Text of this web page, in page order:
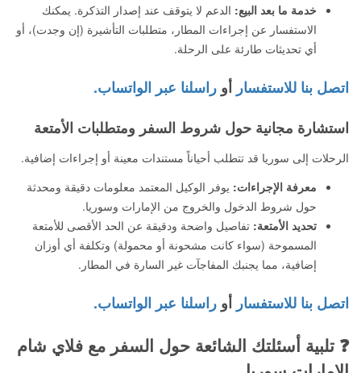
خدمة ما بعد البيع: الدعم لا يتوقف عند إصدار التذكرة. يمكنك
الاستفسار عن إجراءات المطار، متطلبات التأشيرة (إن وجدت)، أو
أي تحديثات طارئة على الرحلة.
اتصل بنا للاستفسار أو راسلنا عبر الواتساب.
استشارة مجانية حول شروط السفر ومتطلبات الأمتعة
الرحلات إلى سوريا قد تتطلب أحياناً مستندات معينة أو إجراءات إضافية.
معرفة الإجراءات: يوفر الوكيل المعتمد معلومات دقيقة ومحدثة
حول شروط الدخول والخروج من الإمارات وسوريا.
تحديد الأمتعة: تفاصيل واضحة ودقيقة عن الحد الأقصى للأمتعة
المسموحة (سواء كانت مشحونة أو محمولة) وتكلفة أي أوزان
إضافية، مما يجنبك المفاجآت غير السارة في المطار.
اتصل بنا للاستفسار أو راسلنا عبر الواتساب.
❓ تلبية أسئلتك الشائعة حول السفر مع فلاي شام